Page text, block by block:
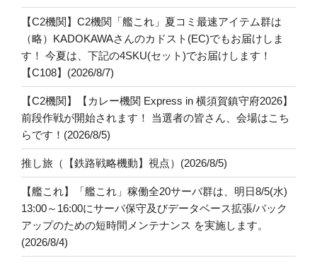
【C2機関】C2機関「艦これ」夏コミ最速アイテム群は
（略）KADOKAWAさんのカドスト(EC)でもお届けしま
す！ 今夏は、下記の4SKU(セット)でお届けします！
【C108】(2026/8/7)
【C2機関】【カレー機関 Express in 横須賀鎮守府2026】
前段作戦が開始されます！ 当選者の皆さん、会場はこち
らです！(2026/8/5)
推し旅（【鉄路戦略機動】視点）(2026/8/5)
【艦これ】「艦これ」稼働全20サーバ群は、明日8/5(水)
13:00～16:00にサーバ保守及びデータベース拡張/バック
アップのための短時間メンテナンス を実施します。
(2026/8/4)